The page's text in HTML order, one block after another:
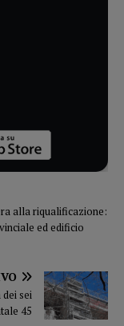
alla riqualificazione:
ed edificio
sei
45